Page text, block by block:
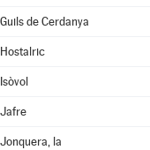
Guils de Cerdanya
Hostalric
Isòvol
Jafre
Jonquera, la